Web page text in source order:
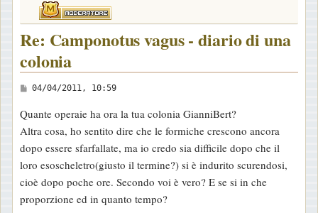
Re: Camponotus vagus - diario di una
colonia
M
s
s
a
g
g
i
04/04/2011, 10:59
Quante operaie ha ora la tua colonia GianniBert?
Altra cosa, ho sentito dire che le formiche crescono ancora
dopo essere sfarfallate, ma io credo sia difficile dopo che il
loro esoscheletro(giusto il termine?) si è indurito scurendosi,
cioè dopo poche ore. Secondo voi è vero? E se si in che
proporzione ed in quanto tempo?